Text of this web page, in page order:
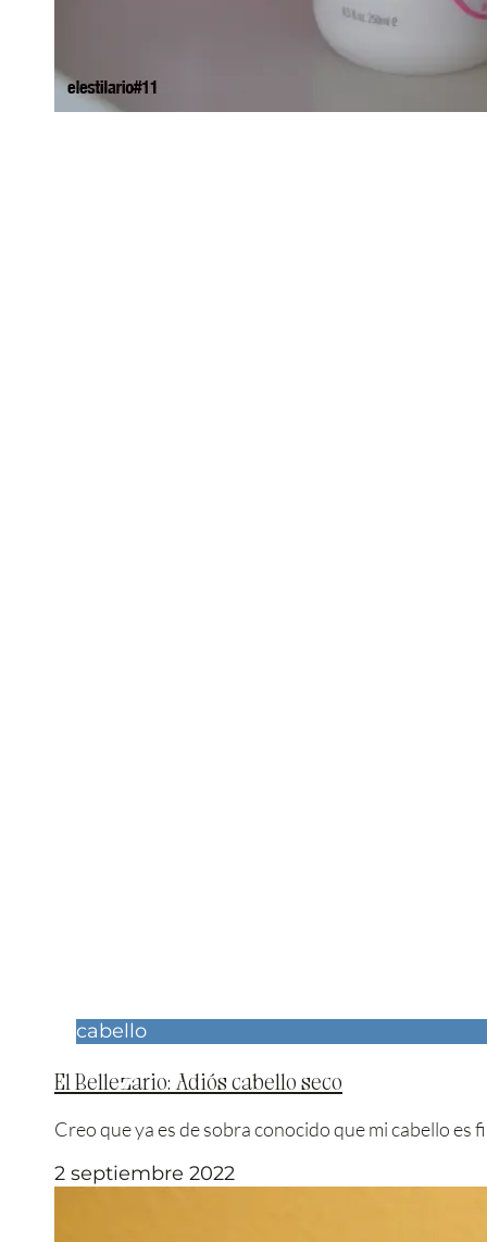
cabello
El Bellezario: Adiós cabello seco
Creo que ya es de sobra conocido que mi cabello
2 septiembre 2022